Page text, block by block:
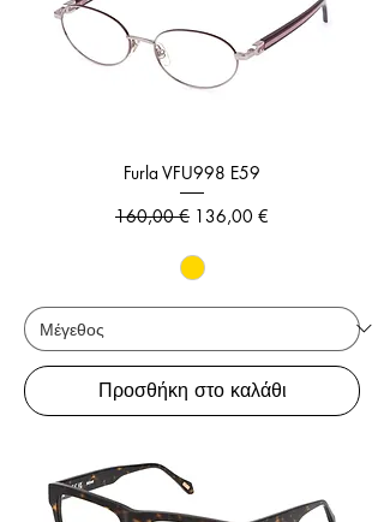
Furla VFU998 E59
Κανονική τιμή
160,00 € Τιμή Έκπτωσης
136,00 €
Προσθήκη στο καλάθι